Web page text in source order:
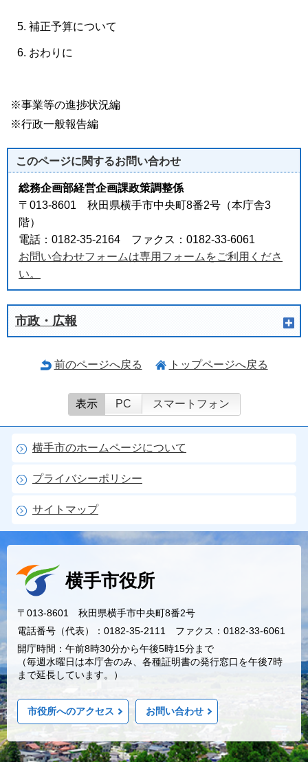
補正予算について
おわりに
※事業等の進捗状況編
※行政一般報告編
このページに関するお問い合わせ
総務企画部経営企画課政策調整係
〒013-8601 秋田県横手市中央町8番2号（本庁舎3
階）
電話：0182-35-2164 ファクス：0182-33-6061
お問い合わせフォームは専用フォームをご利用くださ
い。
市政・広報
前のページへ戻る トップページへ戻る
表示 PC スマートフォン
横手市のホームページについて
プライバシーポリシー
サイトマップ
横手市役所
〒013-8601 秋田県横手市中央町8番2号
電話番号（代表）：0182-35-2111 ファクス：0182-33-6061
開庁時間：午前8時30分から午後5時15分まで
（毎週水曜日は本庁舎のみ、各種証明書の発行窓口を午後7時
まで延長しています。）
市役所へのアクセス お問い合わせ